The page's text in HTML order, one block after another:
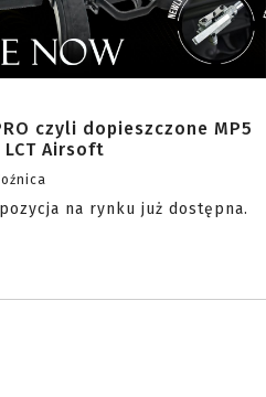
czyli dopieszczone MP5
Airsoft
na rynku już dostępna.